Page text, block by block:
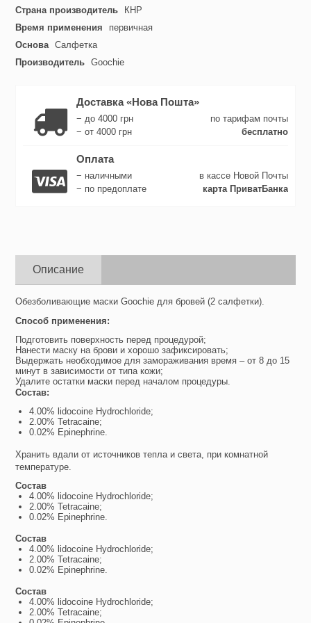
Страна производитель
КНР
Время применения
первичная
Основа Салфетка
Производитель Goochie
Доставка «Нова Пошта»
− до 4000 грн
по тарифам почты
− от 4000 грн
бесплатно
Оплата
− наличными
в кассе Новой Почты
− по предоплате
карта ПриватБанка
Описание
Обезболивающие маски Goochie для бровей (2 салфетки).
Способ применения:
Подготовить поверхность перед процедурой;
Нанести маску на брови и хорошо зафиксировать;
Выдержать необходимое для замораживания время – от 8 до 15
минут в зависимости от типа кожи;
Удалите остатки маски перед началом процедуры.
Состав:
4.00% lidocoine Hydrochloride;
2.00% Tetracaine;
0.02% Epinephrine.
Хранить вдали от источников тепла и света, при комнатной
температуре.
Состав
4.00% lidocoine Hydrochloride;
2.00% Tetracaine;
0.02% Epinephrine.
Состав
4.00% lidocoine Hydrochloride;
2.00% Tetracaine;
0.02% Epinephrine.
Состав
4.00% lidocoine Hydrochloride;
2.00% Tetracaine;